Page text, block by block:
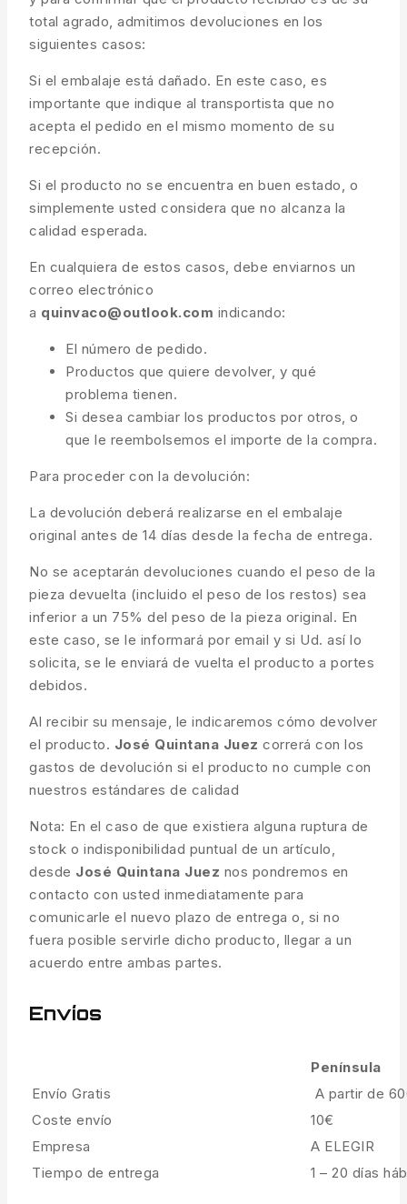
total agrado, admitimos devoluciones en los
siguientes casos:
Si el embalaje está dañado. En este caso, es
importante que indique al transportista que no
acepta el pedido en el mismo momento de su
recepción.
Si el producto no se encuentra en buen estado, o
simplemente usted considera que no alcanza la
calidad esperada.
En cualquiera de estos casos, debe enviarnos un
correo electrónico
a quinvaco@outlook.com indicando:
El número de pedido.
Productos que quiere devolver, y qué
problema tienen.
Si desea cambiar los productos por otros, o
que le reembolsemos el importe de la compra.
Para proceder con la devolución:
La devolución deberá realizarse en el embalaje
original antes de 14 días desde la fecha de entrega.
No se aceptarán devoluciones cuando el peso de la
pieza devuelta (incluido el peso de los restos) sea
inferior a un 75% del peso de la pieza original. En
este caso, se le informará por email y si Ud. así lo
solicita, se le enviará de vuelta el producto a portes
debidos.
Al recibir su mensaje, le indicaremos cómo devolver
el producto. José Quintana Juez correrá con los
gastos de devolución si el producto no cumple con
nuestros estándares de calidad
Nota: En el caso de que existiera alguna ruptura de
stock o indisponibilidad puntual de un artículo,
desde José Quintana Juez nos pondremos en
contacto con usted inmediatamente para
comunicarle el nuevo plazo de entrega o, si no
fuera posible servirle dicho producto, llegar a un
acuerdo entre ambas partes.
Envíos
Península
Envío Gratis
A partir de
Coste envío
10€
Empresa
A ELEGIR
Tiempo de entrega
1 – 20 días